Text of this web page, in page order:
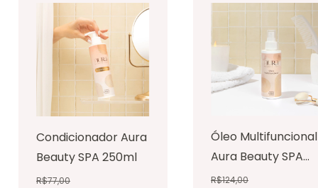
Condicionador Aura
Beauty SPA 250ml
R$77,00
Óleo Multifuncional
Aura Beauty SPA
140ml
R$124,00